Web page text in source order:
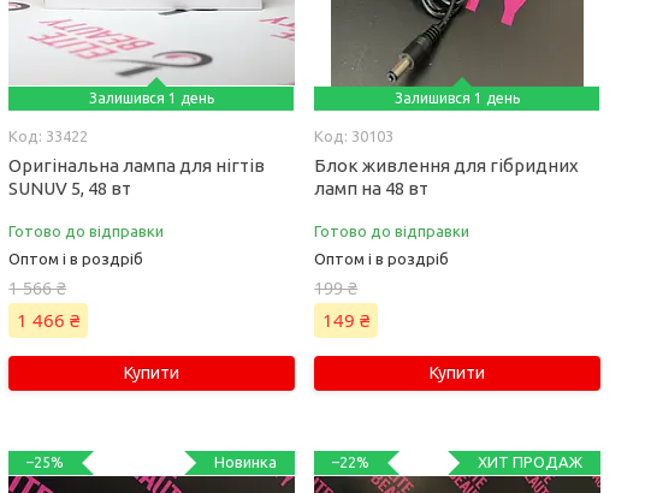
Залишився 1 день
33422
Оригінальна лампа для нігтів
SUNUV 5, 48 вт
Готово до відправки
Оптом і в роздріб
1 566 ₴
1 466 ₴
Купити
Залишився 1 день
30103
Блок живлення для гібридних
ламп на 48 вт
Готово до відправки
Оптом і в роздріб
199 ₴
149 ₴
Купити
–25% Новинка –22% ХИТ ПРОДАЖ